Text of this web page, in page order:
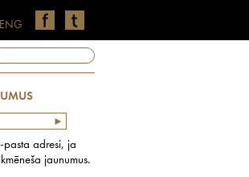
ENG
pasta adresi, ja
jaunumus.